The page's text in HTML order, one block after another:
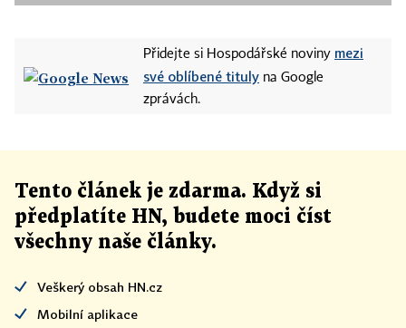
Přidejte si Hospodářské noviny mezi
své oblíbené tituly na Google
zprávách.
Tento článek je zdarma. Když si
předplatíte HN, budete moci číst
všechny naše články.
Veškerý obsah HN.cz
Mobilní aplikace